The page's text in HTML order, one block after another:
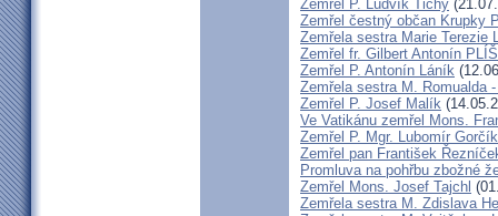
Zemřel P. Ludvík Tichý
Zemřel čestný občan Krupky
Zemřela sestra Marie Terezie
Zemřel fr. Gilbert Antonín
Zemřel P. Antonín Láník
Zemřela sestra M. Romualda
Zemřel P. Josef Malík
Ve Vatikánu zemřel Mons.
Zemřel P. Mgr. Lubomír Gorčík
Zemřel pan František
Promluva na pohřbu zbožné
Zemřel Mons. Josef Tajchl
Zemřela sestra M. Zdislava